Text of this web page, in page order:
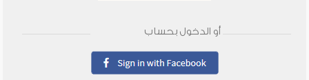
أو الدخول بحساب